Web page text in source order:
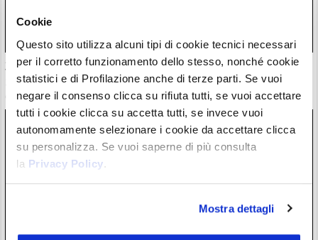
Cookie
Questo sito utilizza alcuni tipi di cookie tecnici necessari
per il corretto funzionamento dello stesso, nonché cookie
statistici e di Profilazione anche di terze parti. Se vuoi
negare il consenso clicca su rifiuta tutti, se vuoi accettare
tutti i cookie clicca su accetta tutti, se invece vuoi
autonomamente selezionare i cookie da accettare clicca
su personalizza. Se vuoi saperne di più consulta
la Privacy Policy.
Mostra dettagli
30 milioni in crypto rubate con attacchi violenti. Francia
guida classifica della vergogna
06/08/26 18:17